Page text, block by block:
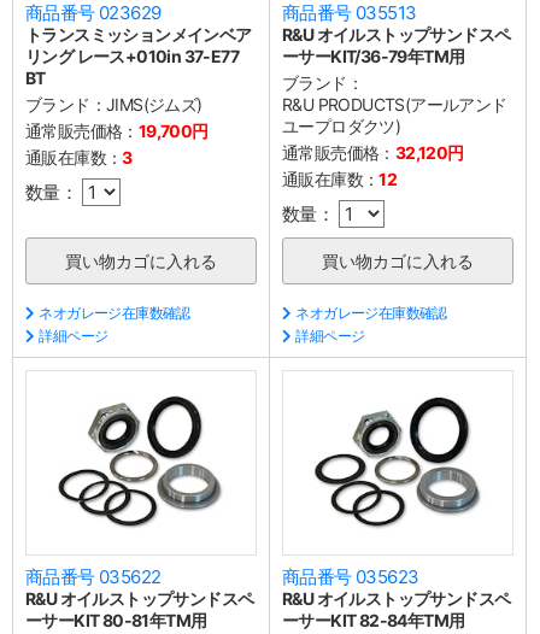
商品番号 023629
トランスミッションメインベア
リング レース+010in 37-E77
BT
ブランド： JIMS(ジムズ)
通常販売価格： 19,700円
通販在庫数：3
数量：
ネオガレージ在庫数確認
詳細ページ
商品番号 035513
R&U オイルストップサンドスペ
ーサーKIT/36-79年TM用
ブランド：
R&U PRODUCTS(アールアンド
ユープロダクツ)
通常販売価格： 32,120円
通販在庫数：12
数量：
ネオガレージ在庫数確認
詳細ページ
商品番号 035622
R&U オイルストップサンドスペ
ーサーKIT 80-81年TM用
商品番号 035623
R&U オイルストップサンドスペ
ーサーKIT 82-84年TM用